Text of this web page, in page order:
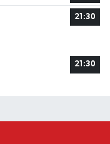
21:30
21:30